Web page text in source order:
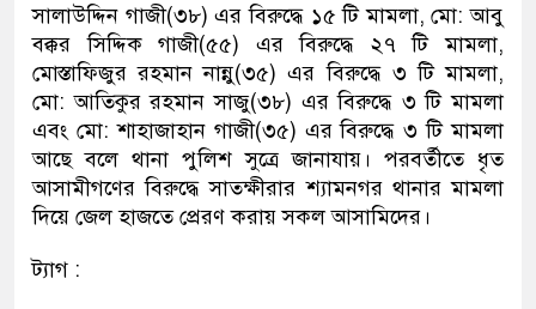
সালাউদ্দিন গাজী(৩৮) এর বিরুদ্ধে ১৫ টি মামলা, মো: আবু
বক্কর সিদ্দিক গাজী(৫৫) এর বিরুদ্ধে ২৭ টি মামলা,
মোস্তাফিজুর রহমান নান্নু(৩৫) এর বিরুদ্ধে ৩ টি মামলা,
মো: আতিকুর রহমান সাজু(৩৮) এর বিরুদ্ধে ৩ টি মামলা
এবং মো: শাহাজাহান গাজী(৩৫) এর বিরুদ্ধে ৩ টি মামলা
আছে বলে থানা পুলিশ সুত্রে জানাযায়। পরবর্তীতে ধৃত
আসামীগণের বিরুদ্ধে সাতক্ষীরার শ্যামনগর থানার মামলা
দিয়ে জেল হাজতে প্রেরণ করায় সকল আসামিদের।
ট্যাগ :